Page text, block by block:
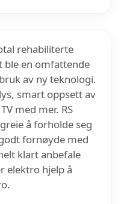
rehabiliterte
ble en omfattende
av ny teknologi.
smart oppsett av
med mer. RS
å forholde seg
fornøyde med
klart anbefale
elektro hjelp å